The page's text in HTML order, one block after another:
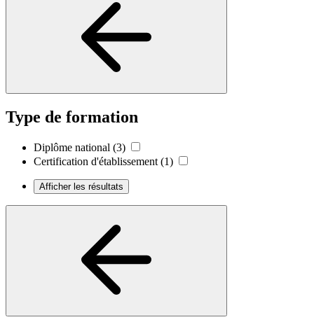
Type de formation
Diplôme national (3)
Certification d'établissement (1)
Afficher les résultats